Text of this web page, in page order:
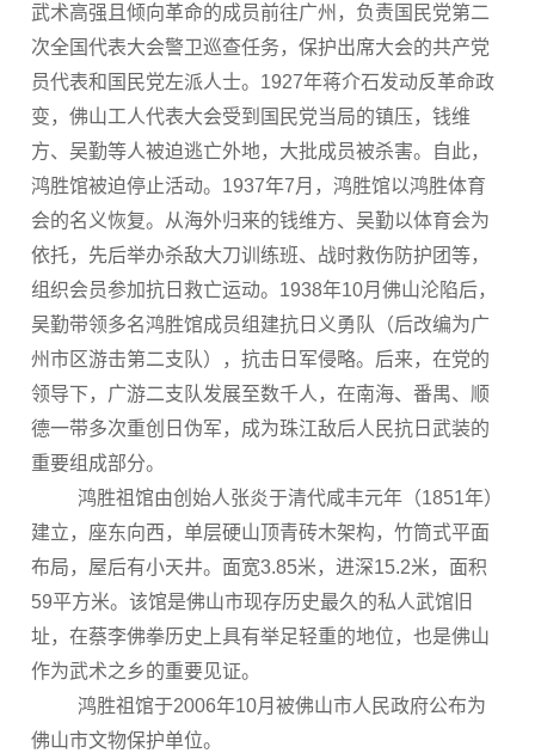
武术高强且倾向革命的成员前往广州，负责国民党第二
次全国代表大会警卫巡查任务，保护出席大会的共产党
员代表和国民党左派人士。1927年蒋介石发动反革命政
变，佛山工人代表大会受到国民党当局的镇压，钱维
方、吴勤等人被迫逃亡外地，大批成员被杀害。自此，
鸿胜馆被迫停止活动。1937年7月，鸿胜馆以鸿胜体育
会的名义恢复。从海外归来的钱维方、吴勤以体育会为
依托，先后举办杀敌大刀训练班、战时救伤防护团等，
组织会员参加抗日救亡运动。1938年10月佛山沦陷后，
吴勤带领多名鸿胜馆成员组建抗日义勇队（后改编为广
州市区游击第二支队），抗击日军侵略。后来，在党的
领导下，广游二支队发展至数千人，在南海、番禺、顺
德一带多次重创日伪军，成为珠江敌后人民抗日武装的
重要组成部分。
鸿胜祖馆由创始人张炎于清代咸丰元年（1851年）
建立，座东向西，单层硬山顶青砖木架构，竹筒式平面
布局，屋后有小天井。面宽3.85米，进深15.2米，面积
59平方米。该馆是佛山市现存历史最久的私人武馆旧
址，在蔡李佛拳历史上具有举足轻重的地位，也是佛山
作为武术之乡的重要见证。
鸿胜祖馆于2006年10月被佛山市人民政府公布为
佛山市文物保护单位。